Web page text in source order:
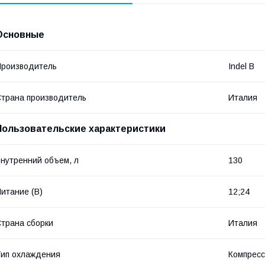
Indel B
производитель Италия
характеристики
объем, л 130
(В) 12;24
сборки Италия
охлаждения